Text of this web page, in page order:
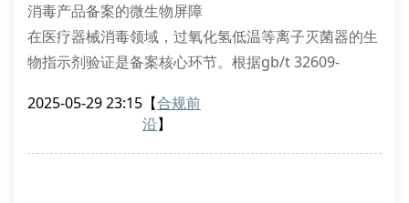
消毒产品备案的微生物屏障
在医疗器械消毒领域，过氧化氢低温等离子灭菌器的生
物指示剂验证是备案核心环节。根据gb/t 32609-
械表面蛋白残留量检测报告及环氧乙烷残留解析曲线。
2025-05-29 23:15 【合规前
沿】